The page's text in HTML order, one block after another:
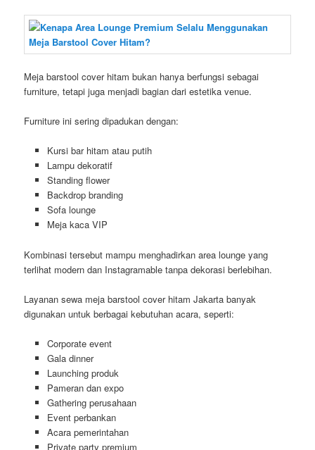
Meja barstool cover hitam bukan hanya berfungsi sebagai
furniture, tetapi juga menjadi bagian dari estetika venue.
Furniture ini sering dipadukan dengan:
Kursi bar hitam atau putih
Lampu dekoratif
Standing flower
Backdrop branding
Sofa lounge
Meja kaca VIP
Kombinasi tersebut mampu menghadirkan area lounge yang
terlihat modern dan Instagramable tanpa dekorasi berlebihan.
Layanan sewa meja barstool cover hitam Jakarta banyak
digunakan untuk berbagai kebutuhan acara, seperti:
Corporate event
Gala dinner
Launching produk
Pameran dan expo
Gathering perusahaan
Event perbankan
Acara pemerintahan
Private party premium